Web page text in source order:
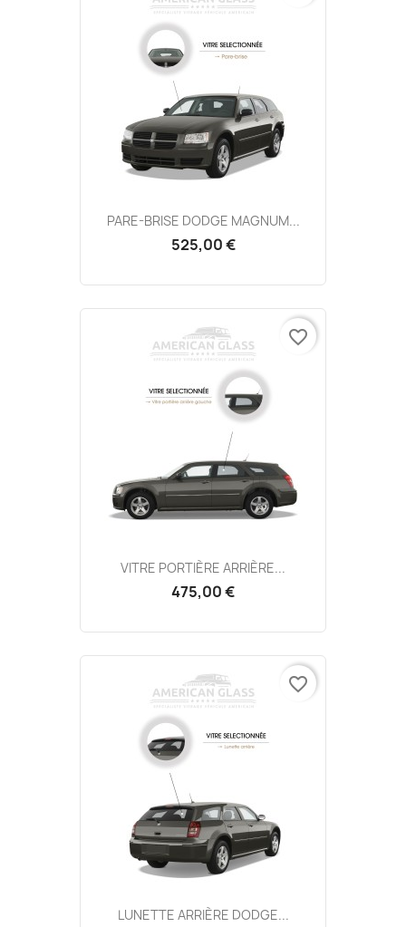
PARE-BRISE DODGE MAGNUM...
525,00 €
VITRE PORTIÈRE ARRIÈRE...
475,00 €
favorite_border
LUNETTE ARRIÈRE DODGE...
favorite_border